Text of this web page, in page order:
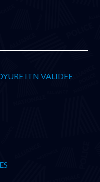
ITN VALIDEE